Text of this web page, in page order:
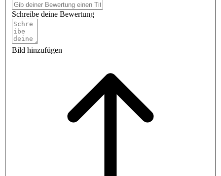
Schreibe deine Bewertung
Bild hinzufügen